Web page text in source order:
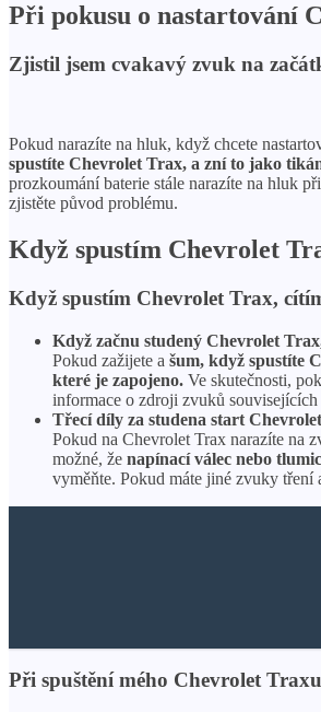
Při pokusu o nastartování
Zjistil jsem cvakavý zvuk na
Pokud narazíte na hluk, když chcete
spustíte Chevrolet Trax, a zní to jako
prozkoumání baterie stále narazíte na hluk
zjistěte původ problému.
Když spustím Chevrolet
Když spustím Chevrolet Trax,
Když začnu studený Chevrolet
Pokud zažijete a šum, když spustíte
které je zapojeno. Ve skutečnosti,
informace o zdroji zvuků
Třecí díly za studena start
Pokud na Chevrolet Trax narazíte na
možné, že napínací válec nebo
vyměňte. Pokud máte jiné zvuky tření
Při spuštění mého Chevrolet